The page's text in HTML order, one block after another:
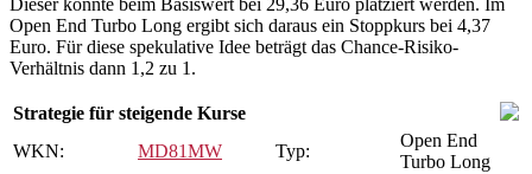
Dieser könnte beim Basiswert bei 29,36 Euro platziert werden. Im
Open End Turbo Long ergibt sich daraus ein Stoppkurs bei 4,37
Euro. Für diese spekulative Idee beträgt das Chance-Risiko-
Verhältnis dann 1,2 zu 1.
Strategie für steigende Kurse
WKN:
MD81MW Typ:
Open End
Turbo Long